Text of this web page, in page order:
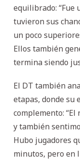
equilibrado: “Fue
tuvieron sus
un poco
Ellos también
termina siendo
El DT también
etapas, donde su
complemento:
y también
Hubo jugadores
minutos, pero en